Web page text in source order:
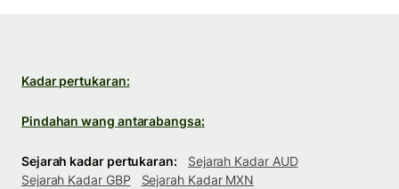
Kadar pertukaran:
Pindahan wang antarabangsa:
Sejarah kadar pertukaran:
Sejarah Kadar AUD
Sejarah Kadar GBP
Sejarah Kadar MXN